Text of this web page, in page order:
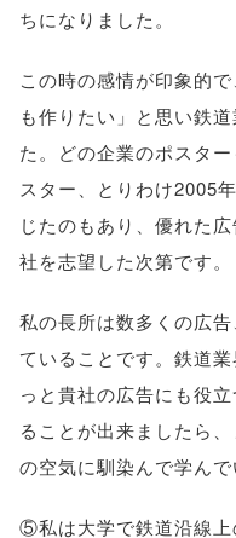
ちになりました。
この時の感情が印象的
も作りたい」と思い鉄
た。どの企業のポスタ
スター、とりわけ2005
じたのもあり、優れた
社を志望した次第です。
私の長所は数多くの広
ていることです。鉄道
っと貴社の広告にも役
ることが出来ましたら
の空気に馴染んで学んで
⑤私は大学で鉄道沿線上